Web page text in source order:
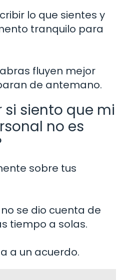
lo que sientes y
tranquilo para
fluyen mejor
de antemano.
si siento que mi
no es
sobre tus
se dio cuenta de
tiempo a solas.
a un acuerdo.